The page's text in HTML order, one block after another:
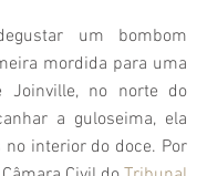
um bombom
mordida para uma
Joinville, no norte do
a guloseima, ela
no interior do doce. Por